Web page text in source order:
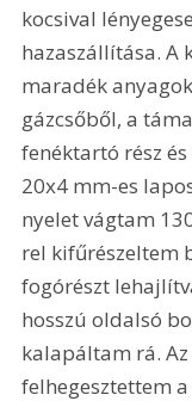
kocsival
hazaszállítása. A
maradék
gázcsőből, a
fenéktartó rész
20x4 mm-es
nyelet vágtam
rel kifűrészeltem
fogórészt
hosszú oldalsó
kalapáltam rá.
felhegesztettem